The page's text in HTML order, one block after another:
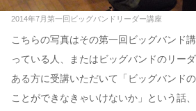
2014年7月第一回ビッグバンドリーダー講座
こちらの写真はその第一回ビッグバンド
っている人、またはビッグバンドのリー
ある方に受講いただいて「ビッグバンド
ことができなきゃいけないか」という話